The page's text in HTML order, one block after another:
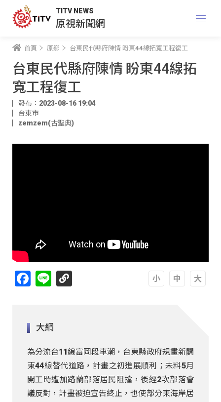
TITV NEWS
原視新聞網
首頁 原鄉 台東民代縣府陳情 盼東44線拓寬工程復工
台東民代縣府陳情 盼東44線拓
寬工程復工
發布：2023-08-16 19:04
台東市
zemzem(古聖典)
Facebook
Line
大綱
為分流台11線富岡段車潮，台東縣政府規畫新闢
東44線替代道路，計畫之初進展順利；未料5月
開工時遭加路蘭部落居民阻擋，後經2次部落會
議反對，計畫被迫宣告終止，也使部分東海岸居